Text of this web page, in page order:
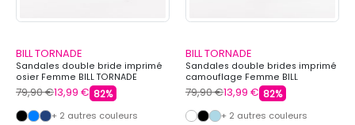
BILL TORNADE
Sandales double bride imprimé
osier Femme BILL TORNADE
79,90 €13,99 € 82%
+ 2 autres couleurs
BILL TORNADE
Sandales double brides imprimé
camouflage Femme BILL
TORNADE
79,90 €13,99 € 82%
+ 2 autres couleurs